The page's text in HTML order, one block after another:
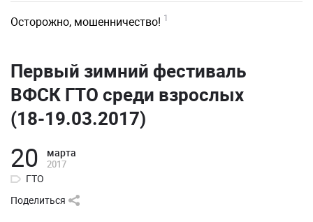
Осторожно, мошенничество! 1
Первый зимний фестиваль
ВФСК ГТО среди взрослых
(18-19.03.2017)
20 марта
2017
ГТО
Поделиться